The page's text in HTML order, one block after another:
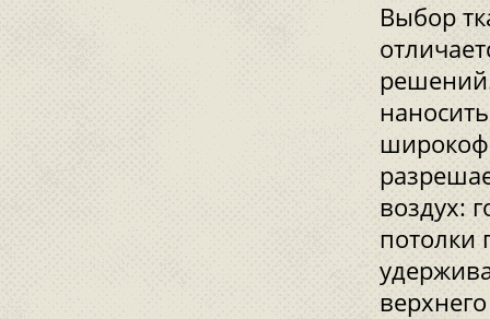
Выбор
воздух:
потолки